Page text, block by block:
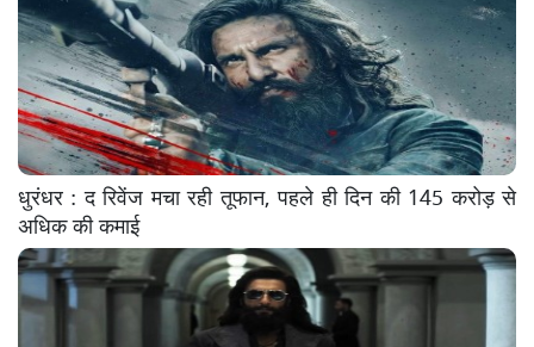
धुरंधर : द रिवेंज मचा रही तूफान, पहले ही दिन की 145 करोड़ से
अधिक की कमाई